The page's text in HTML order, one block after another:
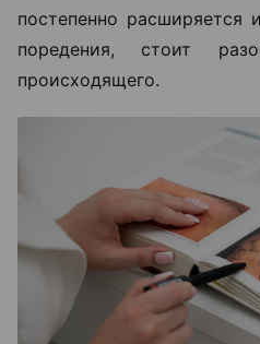
постепенно расширяется
поредения, стоит
происходящего.